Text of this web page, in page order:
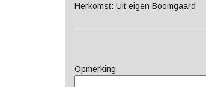
Herkomst: Uit eigen Boomgaard
Opmerking